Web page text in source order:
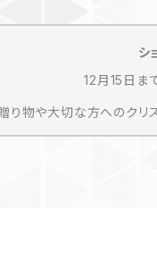
シ
12月15日ま
物や大切な方へのクリ